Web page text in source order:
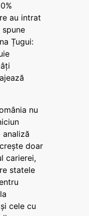
au intrat
Țugui:
nu
analiză
doar
carierei,
statele
cele cu